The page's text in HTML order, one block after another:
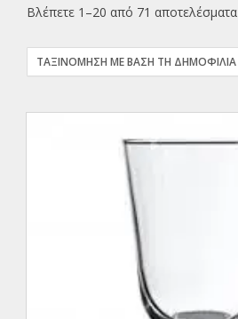
Βλέπετε 1–20 από 71 αποτελέσματα